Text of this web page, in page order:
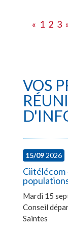
« 1 2 3
VOS
15/092026
Ciitélécom
Mardi 15
Conseil
Saintes